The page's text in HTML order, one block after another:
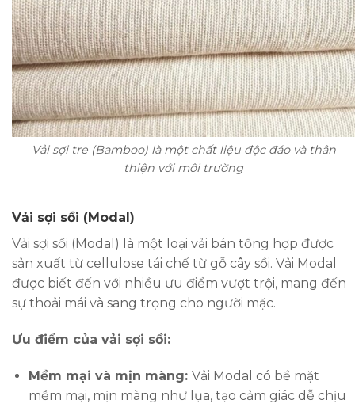
Vải sợi tre (Bamboo) là một chất liệu độc đáo và thân
thiện với môi trường
Vải sợi sồi (Modal)
Vải sợi sồi (Modal) là một loại vải bán tổng hợp được
sản xuất từ cellulose tái chế từ gỗ cây sồi. Vải Modal
được biết đến với nhiều ưu điểm vượt trội, mang đến
sự thoải mái và sang trọng cho người mặc.
Ưu điểm của vải sợi sồi:
Mềm mại và mịn màng: Vải Modal có bề mặt
mềm mại, mịn màng như lụa, tạo cảm giác dễ chịu